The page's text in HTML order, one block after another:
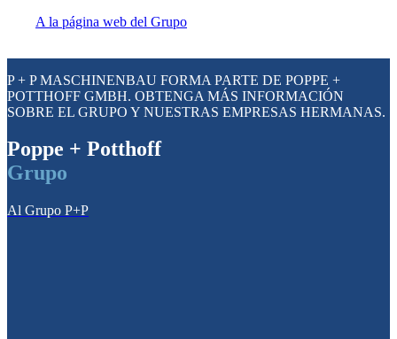
A la página web del Grupo
P + P MASCHINENBAU FORMA PARTE DE POPPE +
POTTHOFF GMBH. OBTENGA MÁS INFORMACIÓN
SOBRE EL GRUPO Y NUESTRAS EMPRESAS HERMANAS.
Poppe + Potthoff
Grupo
Al Grupo P+P